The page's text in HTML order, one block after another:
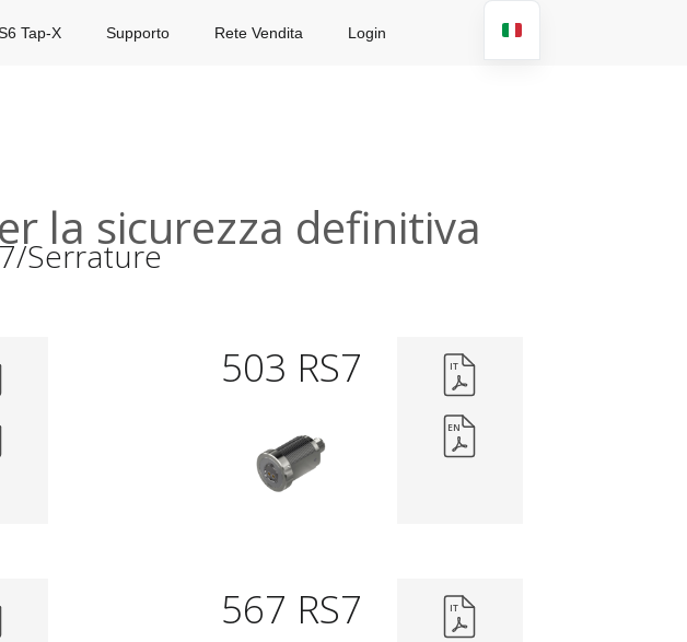
Tap-X Supporto Rete Vendita Login
la sicurezza definitiva
Serrature
503 RS7 IT
EN
567 RS7 IT